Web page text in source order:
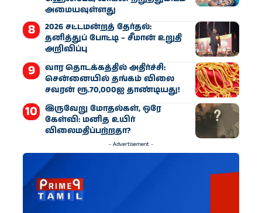
அமையவுள்ளது
2026 சட்டமன்றத் தேர்தல்:
தனித்துப் போட்டி – சீமான் உறுதி
அறிவிப்பு
வார தொடக்கத்தில் அதிர்ச்சி:
சென்னையில் தங்கம் விலை
சவரன் ரூ.70,000ஐ தாண்டியது!
இருவேறு மோதல்கள், ஒரே
கேள்வி: மனித உயிர்
விலைமதிப்பற்றதா?
- Advertisement -